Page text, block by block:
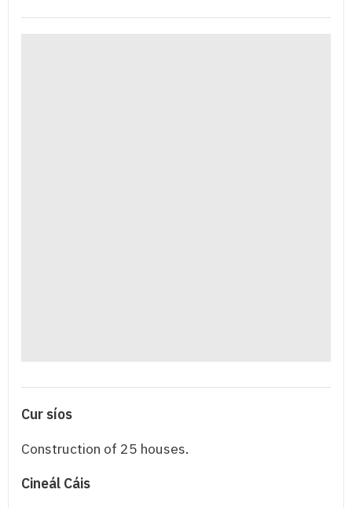
Cur síos
Construction of 25 houses.
Cineál Cáis